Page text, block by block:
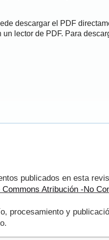
descargar el PDF
un lector de PDF. Para
publicados en esta
Commons Atribución -No
procesamiento y